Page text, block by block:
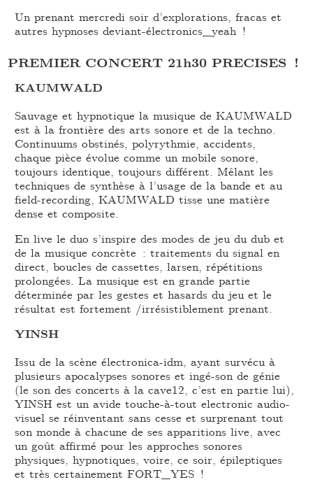
Un prenant mercredi soir d’explorations, fracas et
autres hypnoses deviant-électronics_yeah !
PREMIER CONCERT 21h30 PRECISES !
KAUMWALD
Sauvage et hypnotique la musique de KAUMWALD
est à la frontière des arts sonore et de la techno.
Continuums obstinés, polyrythmie, accidents,
chaque pièce évolue comme un mobile sonore,
toujours identique, toujours différent. Mêlant les
techniques de synthèse à l’usage de la bande et au
field-recording, KAUMWALD tisse une matière
dense et composite.
En live le duo s’inspire des modes de jeu du dub et
de la musique concrète : traitements du signal en
direct, boucles de cassettes, larsen, répétitions
prolongées. La musique est en grande partie
déterminée par les gestes et hasards du jeu et le
résultat est fortement /irrésistiblement prenant.
YINSH
Issu de la scène électronica-idm, ayant survécu à
plusieurs apocalypses sonores et ingé-son de génie
(le son des concerts à la cave12, c’est en partie lui),
YINSH est un avide touche-à-tout electronic audio-
visuel se réinventant sans cesse et surprenant tout
son monde à chacune de ses apparitions live, avec
un goût affirmé pour les approches sonores
physiques, hypnotiques, voire, ce soir, épileptiques
et très certainement FORT_YES !